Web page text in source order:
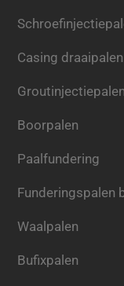
Casing draaipalen
Groutinjectiepalen
Boorpalen
Paalfundering
Funderingspalen
Waalpalen
Bufixpalen